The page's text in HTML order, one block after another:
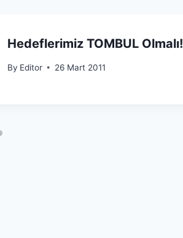
Hedeflerimiz TOMBUL Olmalı!
By Editor 26 Mart 2011